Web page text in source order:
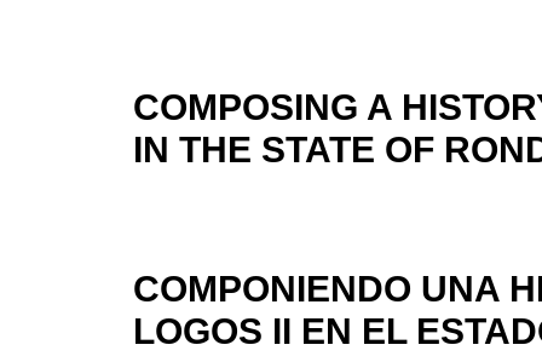
COMPOSING A
IN THE STATE OF
COMPONIENDO UNA
LOGOS II EN EL